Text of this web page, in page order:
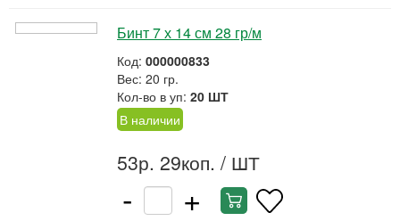
Бинт 7 х 14 см 28 гр/м
Код: 000000833
Вес: 20 гр.
Кол-во в уп: 20 ШТ
В наличии
53р. 29коп. / ШТ
- +